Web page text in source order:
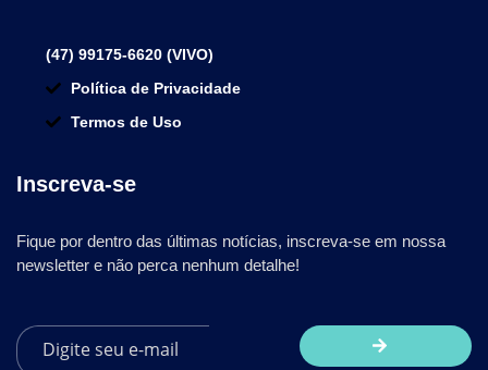
(47) 99175-6620 (VIVO)
Política de Privacidade
Termos de Uso
Inscreva-se
Fique por dentro das últimas notícias, inscreva-se em nossa
newsletter e não perca nenhum detalhe!